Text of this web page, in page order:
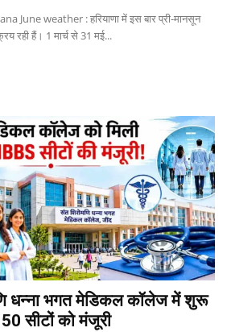
June weather : हरियाणा में इस बार प्री-मानसून
रही हैं। 1 मार्च से 31 मई...
धन्ना भगत मेडिकल कॉलेज में शुरू
सीटों को मंजूरी